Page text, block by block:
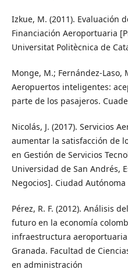
Izkue, M. (2011). Evaluación
Financiación Aeroportuaria
Universitat Politècnica de
Monge, M.; Fernández-Laso,
Aeropuertos inteligentes:
parte de los pasajeros.
Nicolás, J. (2017). Servicios
aumentar la satisfacción de
en Gestión de Servicios
Universidad de San Andrés,
Negocios]. Ciudad
Pérez, R. F. (2012). Análisis
futuro en la economía
infraestructura
Granada. Facultad de
en administración